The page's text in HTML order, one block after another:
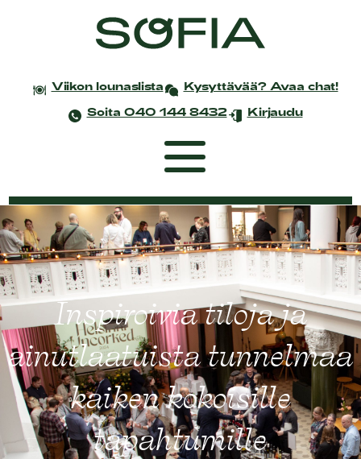
Viikon lounaslista
Kysyttävää? Avaa chat!
Soita 040 144 8432
Kirjaudu
Etusivu
Coworking
Tapahtumat ja kokoukset
Yksityistilaisuudet
Juhlat
Sofian ravintolat
Sofian tilat
Info/Historia
Inspiroivia tiloja ja
ainutlaatuista tunnelmaa
kaiken kokoisille
tapahtumille